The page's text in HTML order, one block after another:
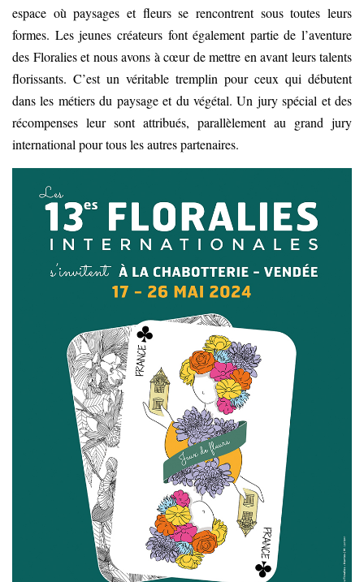
espace où paysages et fleurs se rencontrent sous toutes leurs
formes. Les jeunes créateurs font également partie de l’aventure
des Floralies et nous avons à cœur de mettre en avant leurs talents
florissants. C’est un véritable tremplin pour ceux qui débutent
dans les métiers du paysage et du végétal. Un jury spécial et des
récompenses leur sont attribués, parallèlement au grand jury
international pour tous les autres partenaires.